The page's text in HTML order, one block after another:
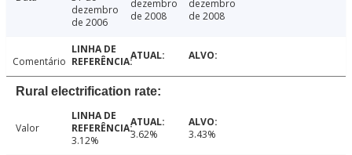
dezembro
de 2006
dezembro
de 2008
dezembro
de 2008
Comentário
Rural electrification rate:
Valor
3.12%
3.62% 3.43%